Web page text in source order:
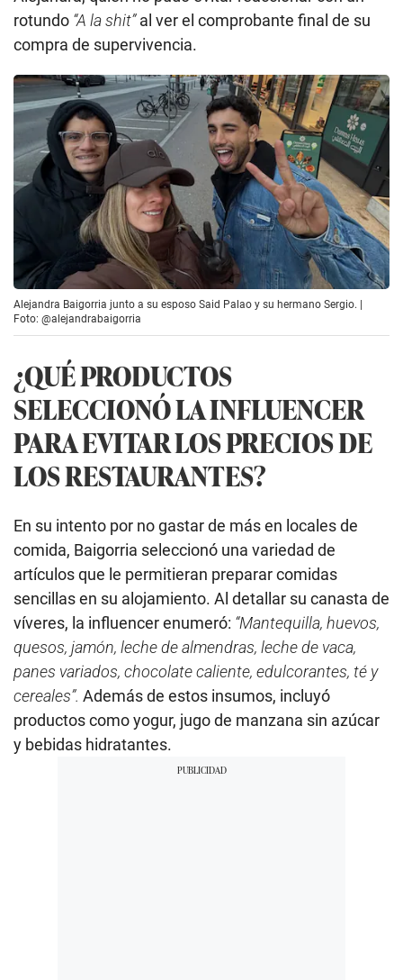
rotundo “A la shit”al ver el comprobante final de su
compra de supervivencia.
Alejandra Baigorria junto a su esposo Said Palao y su hermano Sergio. |
Foto: @alejandrabaigorria
¿QUÉ PRODUCTOS
SELECCIONÓ LA INFLUENCER
PARA EVITAR LOS PRECIOS DE
LOS RESTAURANTES?
En su intento por no gastar de más en locales de
comida, Baigorria seleccionó una variedad de
artículos que le permitieran preparar comidas
sencillas en su alojamiento. Al detallar su canasta de
víveres, la influencer enumeró: “Mantequilla, huevos,
quesos, jamón, leche de almendras, leche de vaca,
panes variados, chocolate caliente, edulcorantes, té y
cereales”. Además de estos insumos, incluyó
productos como yogur, jugo de manzana sin azúcar
y bebidas hidratantes.